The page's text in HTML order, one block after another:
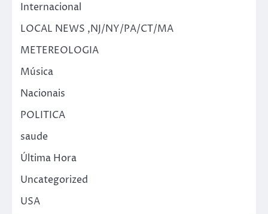
Internacional
LOCAL NEWS ,NJ/NY/PA/CT/MA
METEREOLOGIA
Música
Nacionais
POLITICA
saude
Última Hora
Uncategorized
USA